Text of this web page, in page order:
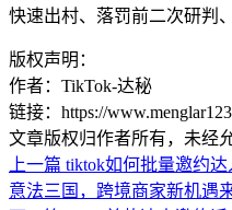
快速出村、落罚前二次研判
版权声明：
作者：TikTok-达秘
链接：https://
文章版权归作者所有，未经
上一篇 tiktok如何批量邀约
意法三国，跨境商家新机遇来